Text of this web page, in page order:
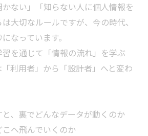
かない」「知らない人に個人情報を
大切なルールですが、今の時代、
なっています。
を通じて「情報の流れ」を学ぶ
利用者」から「設計者」へと変わ
と、裏でどんなデータが動くのか
こへ飛んでいくのか